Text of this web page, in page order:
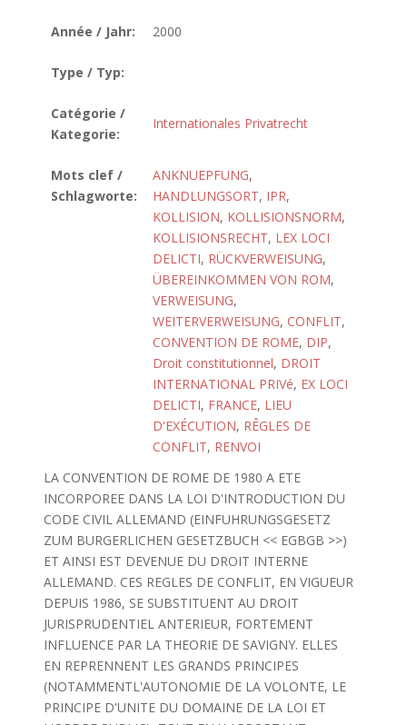
Année / Jahr: 2000
Type / Typ:
Catégorie /
Kategorie:
Internationales Privatrecht
Mots clef /
Schlagworte:
ANKNUEPFUNG,
HANDLUNGSORT, IPR,
KOLLISION, KOLLISIONSNORM,
KOLLISIONSRECHT, LEX LOCI
DELICTI, RÜCKVERWEISUNG,
ÜBEREINKOMMEN VON ROM,
VERWEISUNG,
WEITERVERWEISUNG, CONFLIT,
CONVENTION DE ROME, DIP,
Droit constitutionnel, DROIT
INTERNATIONAL PRIVé, EX LOCI
DELICTI, FRANCE, LIEU
D'EXÉCUTION, RÊGLES DE
CONFLIT, RENVOI
LA CONVENTION DE ROME DE 1980 A ETE
INCORPOREE DANS LA LOI D'INTRODUCTION DU
CODE CIVIL ALLEMAND (EINFUHRUNGSGESETZ
ZUM BURGERLICHEN GESETZBUCH << EGBGB >>)
ET AINSI EST DEVENUE DU DROIT INTERNE
ALLEMAND. CES REGLES DE CONFLIT, EN VIGUEUR
DEPUIS 1986, SE SUBSTITUENT AU DROIT
JURISPRUDENTIEL ANTERIEUR, FORTEMENT
INFLUENCE PAR LA THEORIE DE SAVIGNY. ELLES
EN REPRENNENT LES GRANDS PRINCIPES
(NOTAMMENTL'AUTONOMIE DE LA VOLONTE, LE
PRINCIPE D'UNITE DU DOMAINE DE LA LOI ET